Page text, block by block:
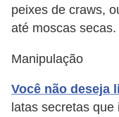
peixes de craws,
até moscas secas.
Manipulação
Você não deseja
latas secretas